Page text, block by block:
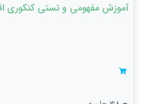
آموزش مفهومی و تستی کنکوری